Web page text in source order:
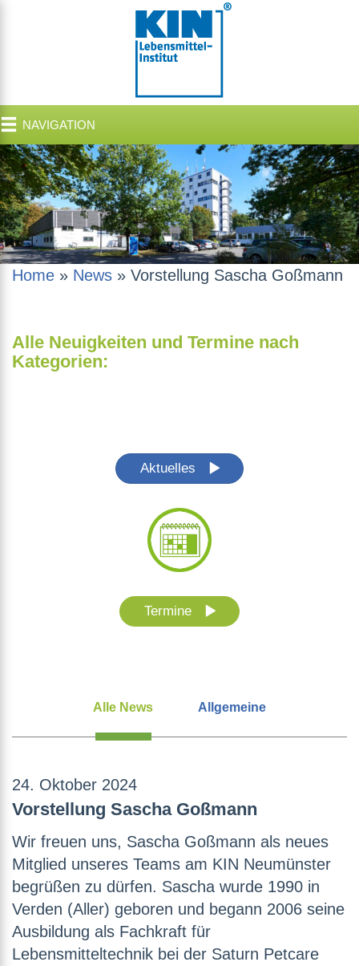
NAVIGATION
Home » News » Vorstellung Sascha Goßmann
Alle Neuigkeiten und Termine nach
Kategorien:
Aktuelles
Termine
Alle News Allgemeine
24. Oktober 2024
Vorstellung Sascha Goßmann
Wir freuen uns, Sascha Goßmann als neues
Mitglied unseres Teams am KIN Neumünster
begrüßen zu dürfen. Sascha wurde 1990 in
Verden (Aller) geboren und begann 2006 seine
Ausbildung als Fachkraft für
Lebensmitteltechnik bei der Saturn Petcare